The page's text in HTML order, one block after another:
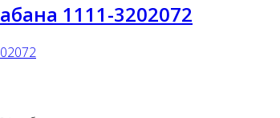
1111-3202072